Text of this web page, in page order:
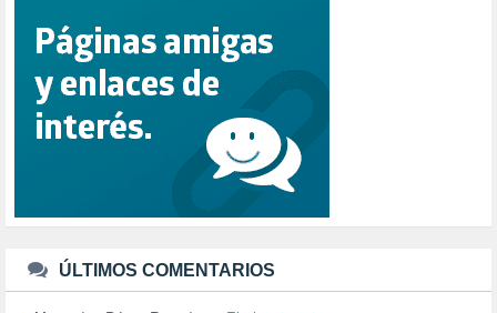
RELIGIÓN (114)
REPUBLICA (1)
SALUD (108)
SENSIBILIZACIÓN (576)
SINDICATOS (12)
TTIP (6)
URBANISMO (1)
URBANIZACIÓN (1)
ÚLTIMOS COMENTARIOS